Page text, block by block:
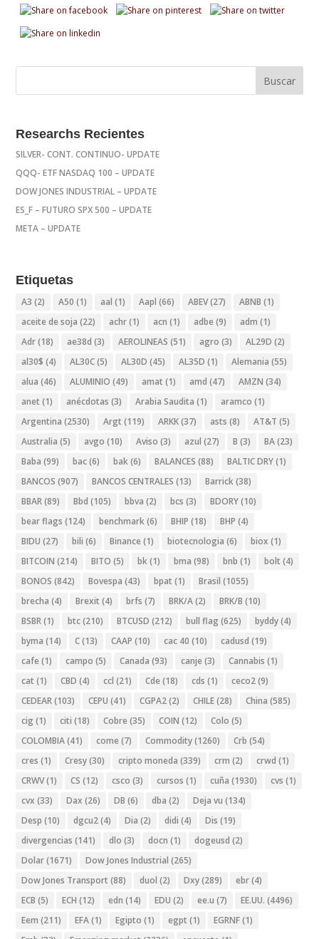
Researchs Recientes
SILVER- CONT. CONTINUO- UPDATE
QQQ- ETF NASDAQ 100 – UPDATE
DOW JONES INDUSTRIAL – UPDATE
ES_F – FUTURO SPX 500 – UPDATE
META – UPDATE
Etiquetas
A3 (2) A50 (1) aal (1) Aapl (66) ABEV(27) ABNB (1)
aceite de soja (22) achr(1) acn (1) adbe (9) adm (1)
Adr(18) ae38d (3) AEROLINEAS (51) agro (3) AL29D (2)
al30$ (4) AL30C(5) AL30D (45) AL35D (1) Alemania (55)
alua (46) ALUMINIO (49) amat (1) amd (47) AMZN (34)
anet (1) anécdotas (3) Arabia Saudita (1) aramco (1)
Argentina (2530) Argt (119) ARKK(37) asts (8) AT&T (5)
Australia (5) avgo (10) Aviso (3) azul (27) B (3) BA(23)
Baba (99) bac(6) bak(6) BALANCES (88) BALTIC DRY(1)
BANCOS (907) BANCOS CENTRALES (13) Barrick(38)
BBAR(89) Bbd (105) bbva (2) bcs (3) BDORY(10)
bear flags (124) benchmark(6) BHIP (18) BHP (4)
BIDU (27) bili (6) Binance (1) biotecnologia (6) biox (1)
BITCOIN (214) BITO (5) bk(1) bma (98) bnb (1) bolt (4)
BONOS (842) Bovespa (43) bpat (1) Brasil (1055)
brecha (4) Brexit (4) brfs (7) BRK/A(2) BRK/B (10)
BSBR(1) btc(210) BTCUSD (212) bull flag (625) byddy(4)
byma (14) C(13) CAAP (10) cac 40 (10) cadusd (19)
cafe (1) campo (5) Canada (93) canje (3) Cannabis (1)
cat (1) CBD (4) ccl (21) Cde (18) cds (1) ceco2(9)
CEDEAR(103) CEPU (41) CGPA2(2) CHILE(28) China (585)
cig (1) citi (18) Cobre (35) COIN (12) Colo (5)
COLOMBIA(41) come (7) Commodity(1260) Crb (54)
cres (1) Cresy(30) cripto moneda (339) crm (2) crwd (1)
CRWV(1) CS (12) csco (3) cursos (1) cuña (1930) cvs (1)
cvx (33) Dax (26) DB (6) dba (2) Deja vu (134)
Desp (10) dgcu2(4) Dia (2) didi (4) Dis (19)
divergencias (141) dlo (3) docn (1) dogeusd (2)
Dolar(1671) Dow Jones Industrial (265)
Dow Jones Transport (88) duol (2) Dxy(289) ebr(4)
ECB (5) ECH (12) edn (14) EDU (2) ee.u (7) EE.UU. (4496)
Eem (211) EFA(1) Egipto (1) egpt (1) EGRNF(1)